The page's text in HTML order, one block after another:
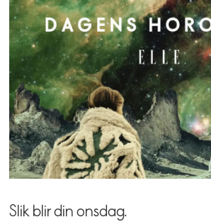
Slik blir din onsdag.